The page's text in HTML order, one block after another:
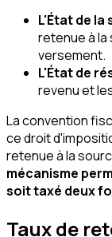
L'État de
retenue à la
versement.
L'État de
revenu et
La convention
ce droit
retenue à la
mécanisme
soit taxé deux
Taux de